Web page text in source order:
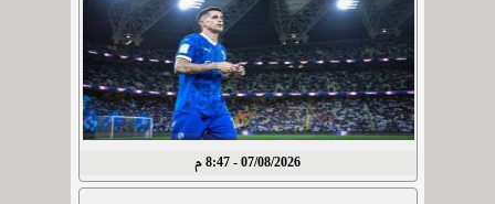
07/08/2026 - 8:47 م